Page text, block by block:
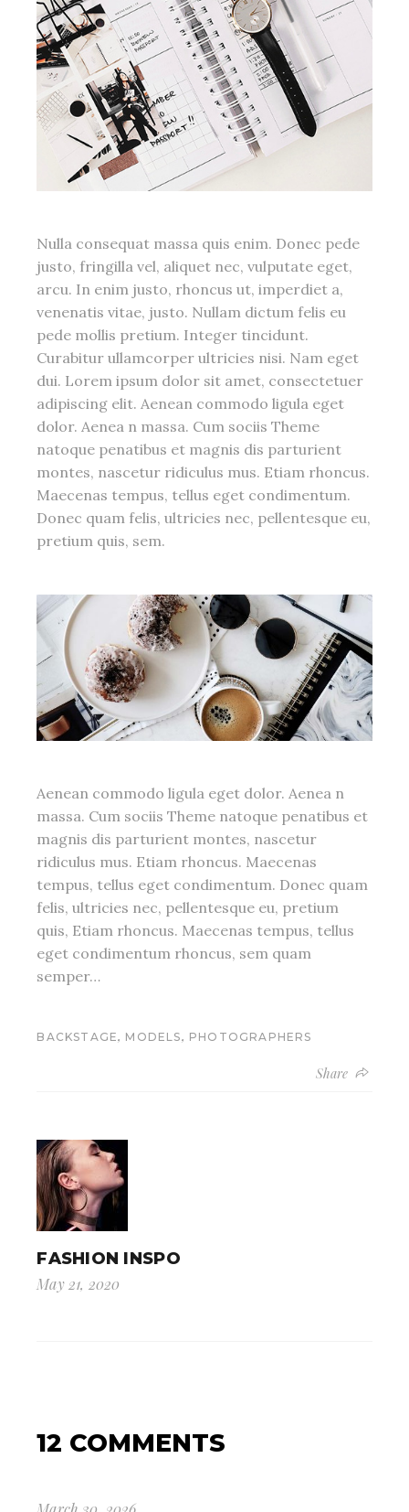
Nulla consequat massa quis enim. Donec pede
justo, fringilla vel, aliquet nec, vulputate eget,
arcu. In enim justo, rhoncus ut, imperdiet a,
venenatis vitae, justo. Nullam dictum felis eu
pede mollis pretium. Integer tincidunt.
Curabitur ullamcorper ultricies nisi. Nam eget
dui. Lorem ipsum dolor sit amet, consectetuer
adipiscing elit. Aenean commodo ligula eget
dolor. Aenea n massa. Cum sociis Theme
natoque penatibus et magnis dis parturient
montes, nascetur ridiculus mus. Etiam rhoncus.
Maecenas tempus, tellus eget condimentum.
Donec quam felis, ultricies nec, pellentesque eu,
pretium quis, sem.
Aenean commodo ligula eget dolor. Aenea n
massa. Cum sociis Theme natoque penatibus et
magnis dis parturient montes, nascetur
ridiculus mus. Etiam rhoncus. Maecenas
tempus, tellus eget condimentum. Donec quam
felis, ultricies nec, pellentesque eu, pretium
quis, Etiam rhoncus. Maecenas tempus, tellus
eget condimentum rhoncus, sem quam
semper…
BACKSTAGE, MODELS, PHOTOGRAPHERS
Share
FASHION INSPO
May 21, 2020
12 COMMENTS